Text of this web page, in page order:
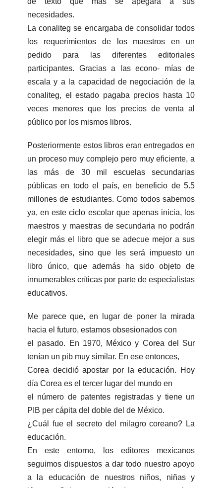
necesidades.
La conaliteg se encargaba de consolidar todos
los requerimientos de los maestros en un
pedido para las diferentes editoriales
participantes. Gracias a las econo- mías de
escala y a la capacidad de negociación de la
conaliteg, el estado pagaba precios hasta 10
veces menores que los precios de venta al
público por los mismos libros.
Posteriormente estos libros eran entregados en
un proceso muy complejo pero muy eficiente, a
las más de 30 mil escuelas secundarias
públicas en todo el país, en beneficio de 5.5
millones de estudiantes. Como todos sabemos
ya, en este ciclo escolar que apenas inicia, los
maestros y maestras de secundaria no podrán
elegir más el libro que se adecue mejor a sus
necesidades, sino que les será impuesto un
libro único, que además ha sido objeto de
innumerables críticas por parte de especialistas
educativos.
Me parece que, en lugar de poner la mirada
hacia el futuro, estamos obsesionados con
el pasado. En 1970, México y Corea del Sur
tenían un pib muy similar. En ese entonces,
Corea decidió apostar por la educación. Hoy
día Corea es el tercer lugar del mundo en
el número de patentes registradas y tiene un
PIB per cápita del doble del de México.
¿Cuál fue el secreto del milagro coreano? La
educación.
En este entorno, los editores mexicanos
seguimos dispuestos a dar todo nuestro apoyo
a la educación de nuestros niños, niñas y